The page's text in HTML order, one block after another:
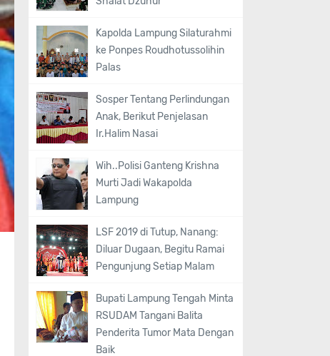
Kapolda Lampung Silaturahmi
ke Ponpes Roudhotussolihin
Palas
Sosper Tentang Perlindungan
Anak, Berikut Penjelasan
Ir.Halim Nasai
Wih..Polisi Ganteng Krishna
Murti Jadi Wakapolda
Lampung
LSF 2019 di Tutup, Nanang:
Diluar Dugaan, Begitu Ramai
Pengunjung Setiap Malam
Bupati Lampung Tengah Minta
RSUDAM Tangani Balita
Penderita Tumor Mata Dengan
Baik